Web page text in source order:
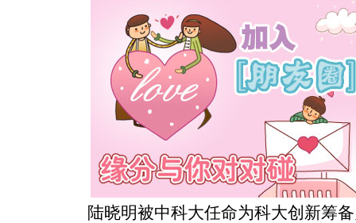
陆晓明被中科大任命为科大创新筹